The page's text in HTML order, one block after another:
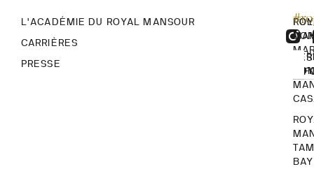
L'ACADÉMIE DU ROYAL MANSOUR
CARRIÈRES
PRESSE
BAY